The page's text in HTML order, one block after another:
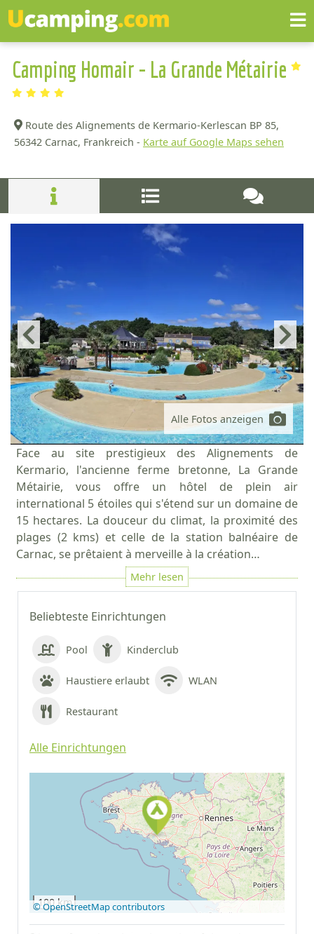
Camping Homair - La Grande Métairie
Route des Alignements de Kermario-Kerlescan BP 85,
56342 Carnac, Frankreich - Karte auf Google Maps sehen
Beliebteste Einrichtungen
Pool Kinderclub
Haustiere erlaubt WLAN
Restaurant
Alle Einrichtungen
Auf Google Maps
anzeigen
100 km
© OpenStreetMap contributors
Alle Fotos anzeigen
Face au site prestigieux des Alignements de
Kermario, l'ancienne ferme bretonne, La Grande
Métairie, vous offre un hôtel de plein air
international 5 étoiles qui s'étend sur un domaine de
15 hectares. La douceur du climat, la proximité des
plages (2 kms) et celle de la station balnéaire de
Carnac, se prêtaient à merveille à la création…